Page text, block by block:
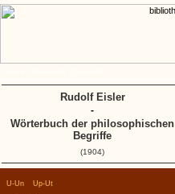
U-Un Up-Ut
Rudolf Eisler
-
Wörterbuch der philosophischen
Begriffe
(1904)